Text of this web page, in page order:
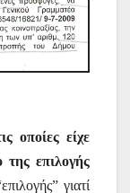
είχε
επιλογής
γιατί